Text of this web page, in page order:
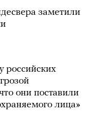
заметили
российских
они поставили
лица»